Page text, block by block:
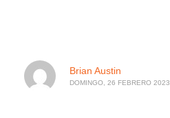
Brian Austin
DOMINGO, 26 FEBRERO 2023